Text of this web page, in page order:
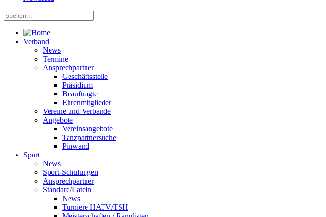
Verband
News
Termine
Ansprechpartner
Geschäftsstelle
Präsidium
Beauftragte
Ehrenmitglieder
Vereine und Verbände
Angebote
Vereinsangebote
Tanzpartnersuche
Pinwand
Sport
News
Sport-Schulungen
Ansprechpartner
Standard/Latein
News
Turniere HATV/TSH